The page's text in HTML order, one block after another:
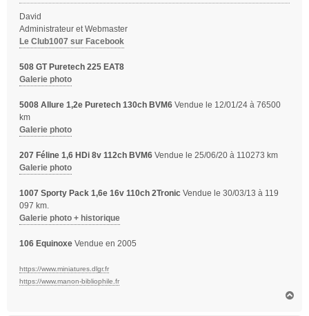
David
Administrateur et Webmaster
Le Club1007 sur Facebook
508 GT Puretech 225 EAT8
Galerie photo
5008 Allure 1,2e Puretech 130ch BVM6 Vendue le 12/01/24 à 76500
km
Galerie photo
207 Féline 1,6 HDi 8v 112ch BVM6 Vendue le 25/06/20 à 110273 km
Galerie photo
1007 Sporty Pack 1,6e 16v 110ch 2Tronic Vendue le 30/03/13 à 119
097 km.
Galerie photo + historique
106 Equinoxe Vendue en 2005
https://www.miniatures.dlgr.fr
https://www.manon-bibliophile.fr